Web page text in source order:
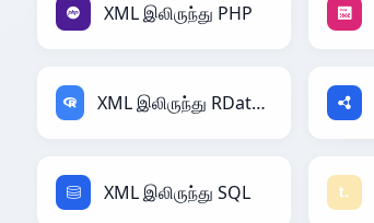
XML இலிருந்து PHP
XML இலிருந்து RDataFrame
XML இலிருந்து SQL